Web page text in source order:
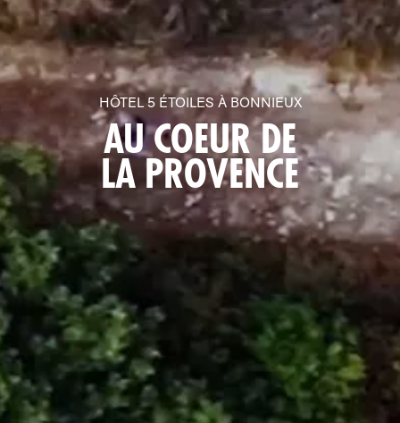
HÔTEL 5 ÉTOILES À BONNIEUX
AU COEUR DE
LA PROVENCE